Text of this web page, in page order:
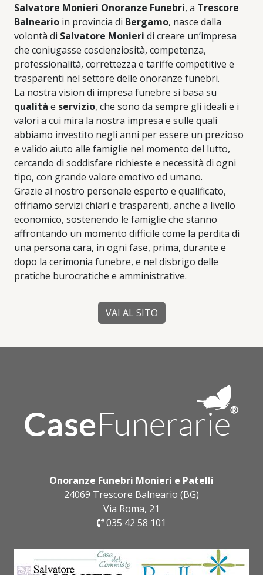
Salvatore Monieri Onoranze Funebri, a Trescore
Balneario in provincia di Bergamo, nasce dalla
volontà di Salvatore Monieri di creare un’impresa
che coniugasse coscienziosità, competenza,
professionalità, correttezza e tariffe competitive e
trasparenti nel settore delle onoranze funebri.
La nostra vision di impresa funebre si basa su
qualità e servizio, che sono da sempre gli ideali e i
valori a cui mira la nostra impresa e sulle quali
abbiamo investito negli anni per essere un prezioso
e valido aiuto alle famiglie nel momento del lutto,
cercando di soddisfare richieste e necessità di ogni
tipo, con grande valore emotivo ed umano.
Grazie al nostro personale esperto e qualificato,
offriamo servizi chiari e trasparenti, anche a livello
economico, sostenendo le famiglie che stanno
affrontando un momento difficile come la perdita di
una persona cara, in ogni fase, prima, durante e
dopo la cerimonia funebre, e nel disbrigo delle
pratiche burocratiche e amministrative.
VAI AL SITO
Onoranze Funebri Monieri e Patelli
24069 Trescore Balneario (BG)
Via Roma, 21
035 42 58 101